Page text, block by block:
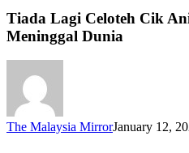
Celoteh
Cik
Ani,
Tiada Lagi Celoteh Cik
Meninggal Dunia
The Malaysia MirrorJanuary 12,